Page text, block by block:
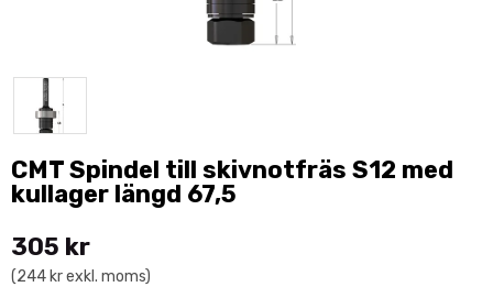
CMT Spindel till skivnotfräs S12 med
kullager längd 67,5
305 kr
(244 kr exkl. moms)